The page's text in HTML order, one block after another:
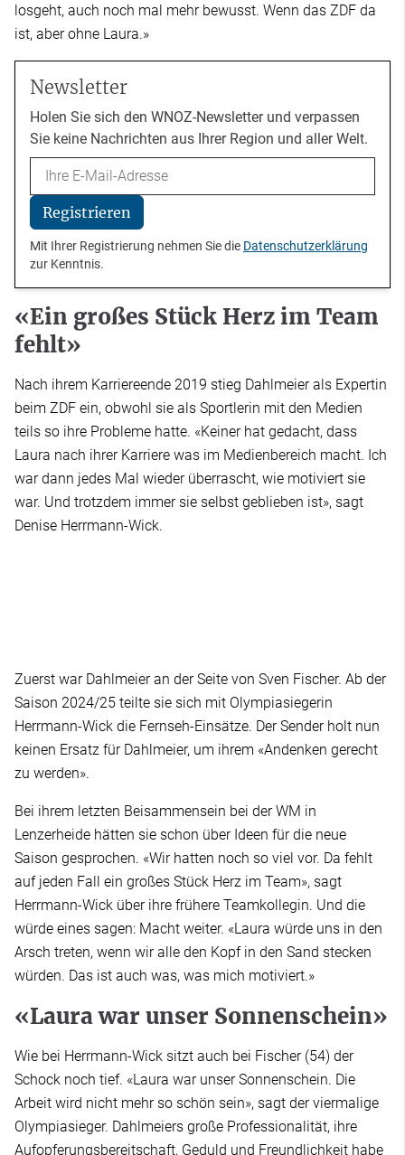
losgeht, auch noch mal mehr bewusst. Wenn das ZDF da
ist, aber ohne Laura.»
Newsletter
Holen Sie sich den WNOZ-Newsletter und verpassen
Sie keine Nachrichten aus Ihrer Region und aller Welt.
Email
Registrieren
Mit Ihrer Registrierung nehmen Sie die Datenschutzerklärung
zur Kenntnis.
«Ein großes Stück Herz im Team
fehlt»
Nach ihrem Karriereende 2019 stieg Dahlmeier als Expertin
beim ZDF ein, obwohl sie als Sportlerin mit den Medien
teils so ihre Probleme hatte. «Keiner hat gedacht, dass
Laura nach ihrer Karriere was im Medienbereich macht. Ich
war dann jedes Mal wieder überrascht, wie motiviert sie
war. Und trotzdem immer sie selbst geblieben ist», sagt
Denise Herrmann-Wick.
Zuerst war Dahlmeier an der Seite von Sven Fischer. Ab der
Saison 2024/25 teilte sie sich mit Olympiasiegerin
Herrmann-Wick die Fernseh-Einsätze. Der Sender holt nun
keinen Ersatz für Dahlmeier, um ihrem «Andenken gerecht
zu werden».
Bei ihrem letzten Beisammensein bei der WM in
Lenzerheide hätten sie schon über Ideen für die neue
Saison gesprochen. «Wir hatten noch so viel vor. Da fehlt
auf jeden Fall ein großes Stück Herz im Team», sagt
Herrmann-Wick über ihre frühere Teamkollegin. Und die
würde eines sagen: Macht weiter. «Laura würde uns in den
Arsch treten, wenn wir alle den Kopf in den Sand stecken
würden. Das ist auch was, was mich motiviert.»
«Laura war unser Sonnenschein»
Wie bei Herrmann-Wick sitzt auch bei Fischer (54) der
Schock noch tief. «Laura war unser Sonnenschein. Die
Arbeit wird nicht mehr so schön sein», sagt der viermalige
Olympiasieger. Dahlmeiers große Professionalität, ihre
Aufopferungsbereitschaft, Geduld und Freundlichkeit habe